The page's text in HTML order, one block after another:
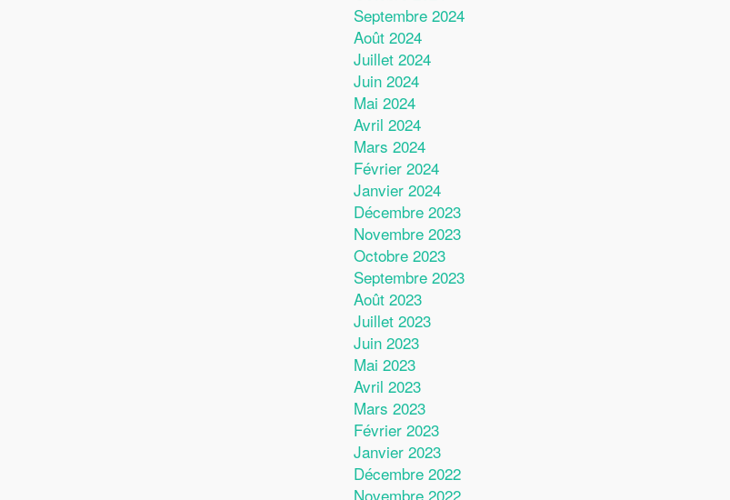
Septembre 2024
Août 2024
Juillet 2024
Juin 2024
Mai 2024
Avril 2024
Mars 2024
Février 2024
Janvier 2024
Décembre 2023
Novembre 2023
Octobre 2023
Septembre 2023
Août 2023
Juillet 2023
Juin 2023
Mai 2023
Avril 2023
Mars 2023
Février 2023
Janvier 2023
Décembre 2022
Novembre 2022